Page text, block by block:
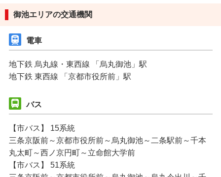
御池エリアの交通機関
電車
地下鉄 烏丸線・東西線 「烏丸御池」駅
地下鉄 東西線 「京都市役所前」駅
バス
【市バス】 15系統
三条京阪前～京都市役所前～烏丸御池～二条駅前～千本
丸太町～西ノ京円町～立命館大学前
【市バス】 51系統